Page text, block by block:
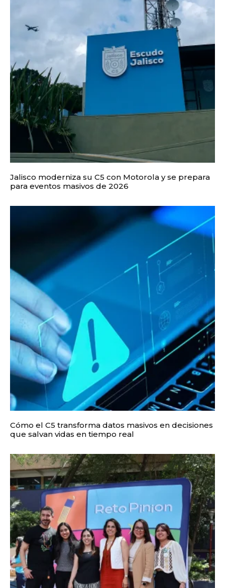
Jalisco moderniza su C5 con Motorola y se prepara
para eventos masivos de 2026
Cómo el C5 transforma datos masivos en decisiones
que salvan vidas en tiempo real